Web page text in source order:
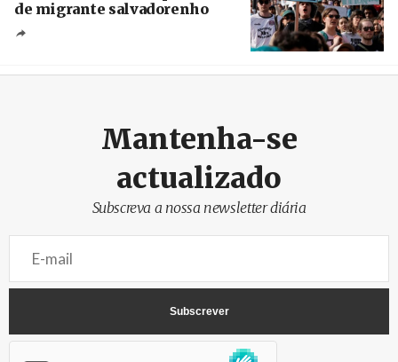
de migrante salvadorenho
Mantenha-se
actualizado
Subscreva a nossa newsletter diária